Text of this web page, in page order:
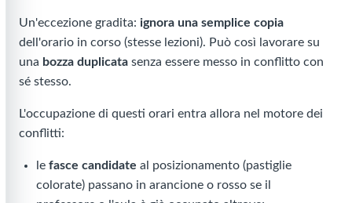
Un'eccezione gradita: ignora una semplice copia
dell'orario in corso (stesse lezioni). Può così lavorare su
una bozza duplicata senza essere messo in conflitto con
sé stesso.
L'occupazione di questi orari entra allora nel motore dei
conflitti:
lefasce candidate al posizionamento (pastiglie
colorate) passano in arancione o rosso se il